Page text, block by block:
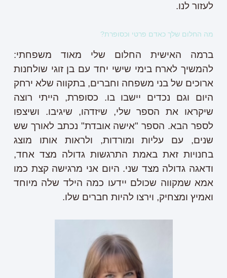
לעזור לנו.
מה החלום שלך כאדם פרטי וכסופרת?
ברמה האישית החלום שלי מאוד משפחתי:
להמשיך לארח בימי שישי יחד עם בן זוגי שולחנות
ארוכים של בני משפחה וחברים, בתקווה שלא ירחק
היום וגם נכדים יישבו בו. כסופרת, הייתי רוצה
שיקראו את הספר שלי, שיזדהו, שיגיבו. ושיצפו
לספר הבא. הספר "אישה אובדת" נכתב לאורך שש
שנים, עם עליות ומורדות, ולראות אותו מוצג
בחנויות זאת באמת התרגשות גדולה מצד אחד,
ודאגה גדולה מצד שני. היום אני מרגישה קצת כמו
אמא שמקווה שכולם יידעו כמה הילד שלה מיוחד
ואמיץ ומצחיק, וירצו להיות חברים שלו.